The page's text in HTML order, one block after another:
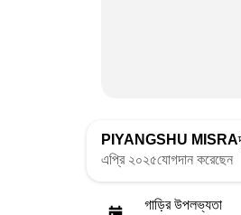
PIYANGSHU MISRA
এপ্রি ২০২৫যোগদান করেছেন
গাড়ির উপলভ্যতা